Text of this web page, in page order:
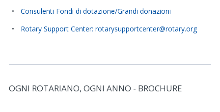
Consulenti Fondi di dotazione/Grandi donazioni
Rotary Support Center: rotarysupportcenter@rotary.org
OGNI ROTARIANO, OGNI ANNO - BROCHURE